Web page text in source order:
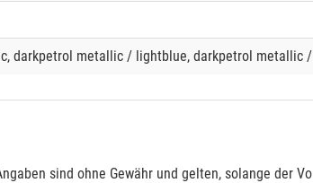
darkpetrol metallic / lightblue, darkpetrol metallic
sind ohne Gewähr und gelten, solange der